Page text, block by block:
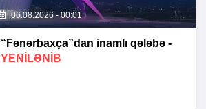
06.08.2026 - 00:01
“Fənərbaxça”dan inamlı qələbə -
YENİLƏNİB